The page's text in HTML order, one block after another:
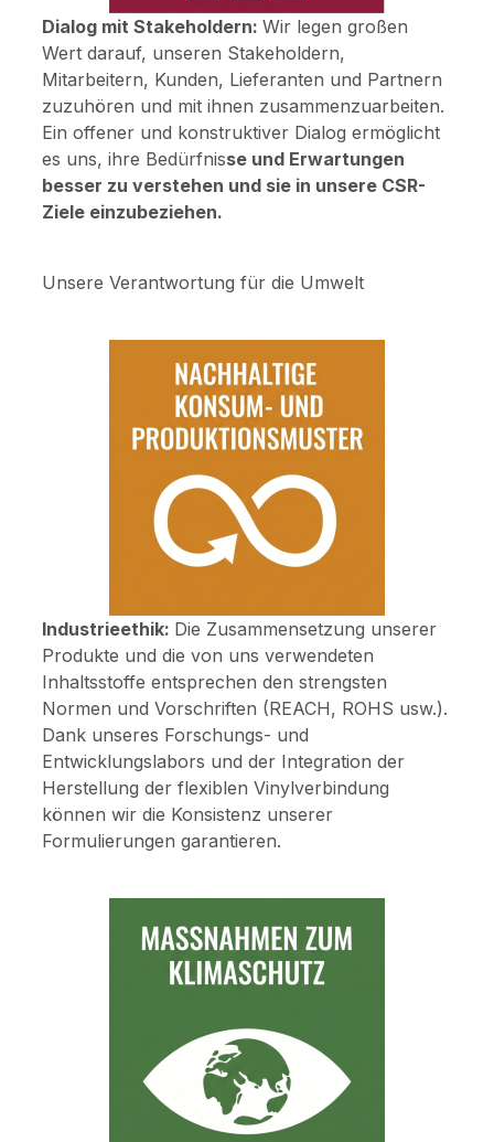
Dialog mit Stakeholdern: Wir legen großen
Wert darauf, unseren Stakeholdern,
Mitarbeitern, Kunden, Lieferanten und Partnern
zuzuhören und mit ihnen zusammenzuarbeiten.
Ein offener und konstruktiver Dialog ermöglicht
es uns, ihre Bedürfnisse und Erwartungen
besser zu verstehen und sie in unsere CSR-
Ziele einzubeziehen.
Unsere Verantwortung für die Umwelt
Industrieethik: Die Zusammensetzung unserer
Produkte und die von uns verwendeten
Inhaltsstoffe entsprechen den strengsten
Normen und Vorschriften (REACH, ROHS usw.).
Dank unseres Forschungs- und
Entwicklungslabors und der Integration der
Herstellung der flexiblen Vinylverbindung
können wir die Konsistenz unserer
Formulierungen garantieren.